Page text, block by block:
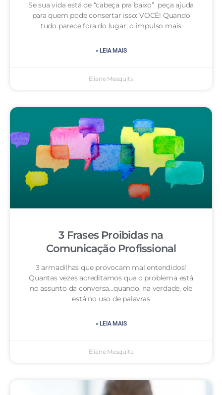
Se sua vida está de “cabeça pra baixo” peça ajuda
para quem pode consertar isso: VOCÊ! Quando
tudo parece fora do lugar, o impulso mais
» LEIA MAIS
Eliane Mesquita
3 Frases Proibidas na
Comunicação Profissional
3 armadilhas que provocam mal entendidos!
Quantas vezes acreditamos que o problema está
no assunto da conversa…quando, na verdade, ele
está no uso de palavras
» LEIA MAIS
Eliane Mesquita